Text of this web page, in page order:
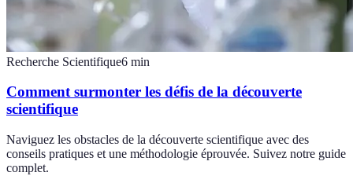
Recherche Scientifique6 min
Comment surmonter les défis de la découverte
scientifique
Naviguez les obstacles de la découverte scientifique avec des
conseils pratiques et une méthodologie éprouvée. Suivez notre guide
complet.